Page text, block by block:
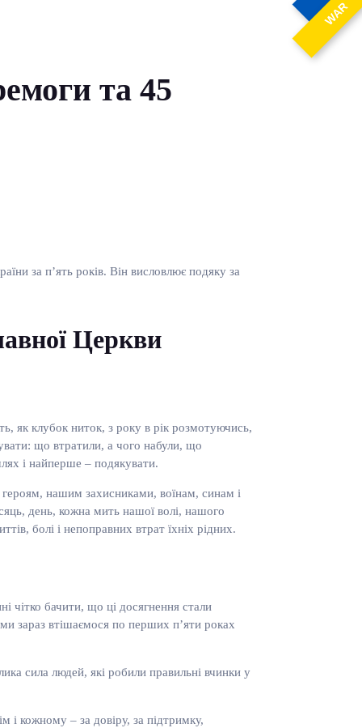
WAR
та 45
за п’ять років. Він висловлює подяку за
Церкви
як клубок ниток, з року в рік розмотуючись,
що втратили, а чого набули, що
і найперше – подякувати.
нашим захисниками, воїнам, синам і
день, кожна мить нашої волі, нашого
болі і непоправних втрат їхніх рідних.
бачити, що ці досягнення стали
зараз втішаємося по перших п’яти роках
сила людей, які робили правильні вчинки у
і кожному – за довіру, за підтримку,